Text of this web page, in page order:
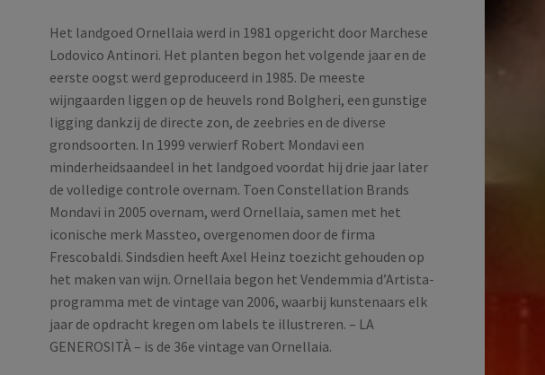
Het landgoed Ornellaia werd in 1981 opgericht door Marchese
Lodovico Antinori. Het planten begon het volgende jaar en de
eerste oogst werd geproduceerd in 1985. De meeste
wijngaarden liggen op de heuvels rond Bolgheri, een gunstige
ligging dankzij de directe zon, de zeebries en de diverse
grondsoorten. In 1999 verwierf Robert Mondavi een
minderheidsaandeel in het landgoed voordat hij drie jaar later
de volledige controle overnam. Toen Constellation Brands
Mondavi in 2005 overnam, werd Ornellaia, samen met het
iconische merk Massteo, overgenomen door de firma
Frescobaldi. Sindsdien heeft Axel Heinz toezicht gehouden op
het maken van wijn. Ornellaia begon het Vendemmia d’Artista-
programma met de vintage van 2006, waarbij kunstenaars elk
jaar de opdracht kregen om labels te illustreren. – LA
GENEROSITÀ – is de 36e vintage van Ornellaia.